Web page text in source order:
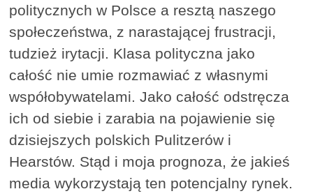
politycznych w Polsce a resztą naszego
społeczeństwa, z narastającej frustracji,
tudzież irytacji. Klasa polityczna jako
całość nie umie rozmawiać z własnymi
współobywatelami. Jako całość odstręcza
ich od siebie i zarabia na pojawienie się
dzisiejszych polskich Pulitzerów i
Hearstów. Stąd i moja prognoza, że jakieś
media wykorzystają ten potencjalny rynek.